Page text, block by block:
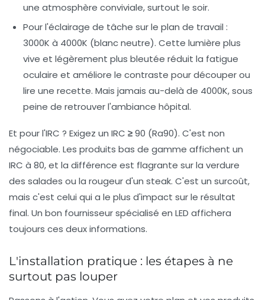
une atmosphère conviviale, surtout le soir.
Pour l'éclairage de tâche sur le plan de travail :
3000K à 4000K (blanc neutre). Cette lumière plus
vive et légèrement plus bleutée réduit la fatigue
oculaire et améliore le contraste pour découper ou
lire une recette. Mais jamais au-delà de 4000K, sous
peine de retrouver l'ambiance hôpital.
Et pour l'IRC ? Exigez un IRC ≥ 90 (Ra90). C'est non
négociable. Les produits bas de gamme affichent un
IRC à 80, et la différence est flagrante sur la verdure
des salades ou la rougeur d'un steak. C'est un surcoût,
mais c'est celui qui a le plus d'impact sur le résultat
final. Un bon fournisseur spécialisé en LED affichera
toujours ces deux informations.
L'installation pratique : les étapes à ne
surtout pas louper